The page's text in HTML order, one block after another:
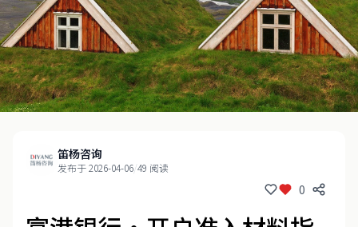
笛杨咨询
发布于 2026-04-06/49 阅读
0